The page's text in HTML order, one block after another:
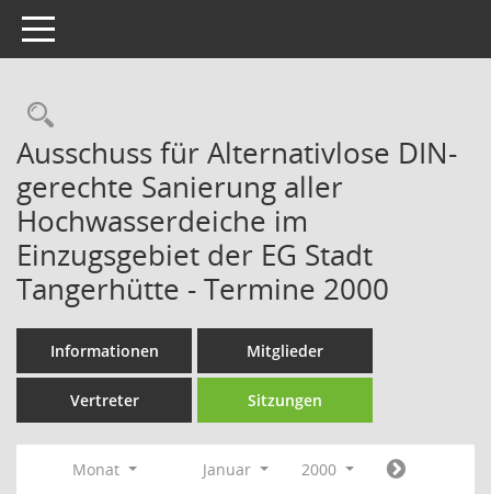
Toggle navigation
Rechercheauswahl
Ausschuss für Alternativlose DIN-
gerechte Sanierung aller
Hochwasserdeiche im
Einzugsgebiet der EG Stadt
Tangerhütte - Termine 2000
Informationen Mitglieder
Vertreter Sitzungen
Monat Januar
2000